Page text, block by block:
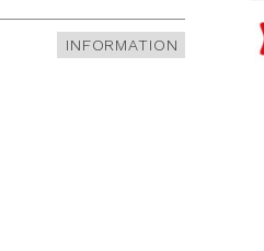
INFORMATION